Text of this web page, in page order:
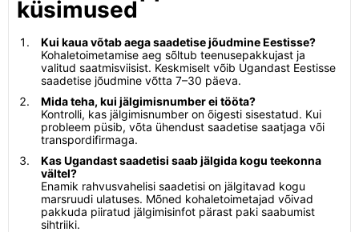
küsimused
Kui kaua võtab aega saadetise jõudmine Eestisse?
Kohaletoimetamise aeg sõltub teenusepakkujast ja
valitud saatmisviisist. Keskmiselt võib Ugandast Eestisse
saadetise jõudmine võtta 7–30 päeva.
Mida teha, kui jälgimisnumber ei tööta?
Kontrolli, kas jälgimisnumber on õigesti sisestatud. Kui
probleem püsib, võta ühendust saadetise saatjaga või
transpordifirmaga.
Kas Ugandast saadetisi saab jälgida kogu teekonna
vältel?
Enamik rahvusvahelisi saadetisi on jälgitavad kogu
marsruudi ulatuses. Mõned kohaletoimetajad võivad
pakkuda piiratud jälgimisinfot pärast paki saabumist
sihtriiki.